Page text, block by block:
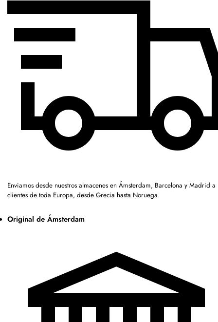
Enviamos desde nuestros almacenes en Ámsterdam, Barcelona y Madrid a
clientes de toda Europa, desde Grecia hasta Noruega.
Original de Ámsterdam